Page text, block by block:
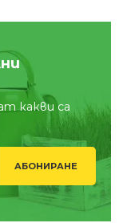
какви са
АБОНИРАНЕ